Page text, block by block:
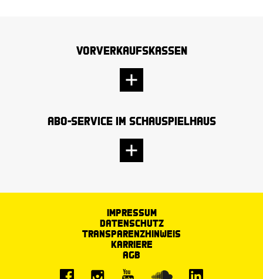
Vorverkaufskassen
Abo-Service im Schauspielhaus
Impressum
Datenschutz
Transparenzhinweis
Karriere
AGB